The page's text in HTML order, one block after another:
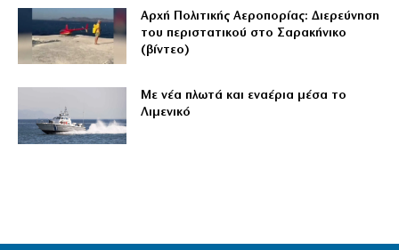
Αρχή Πολιτικής Αεροπορίας: Διερεύνηση
του περιστατικού στο Σαρακήνικο
(βίντεο)
Με νέα πλωτά και εναέρια μέσα το
Λιμενικό